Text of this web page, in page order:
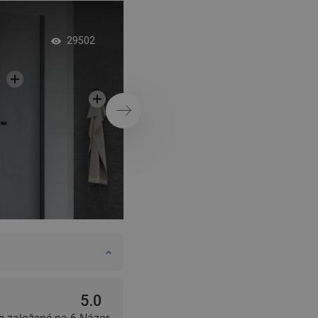
29502
Ďalej
5.0